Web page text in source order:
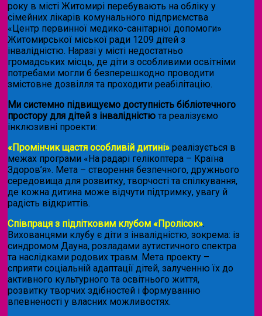
року в місті Житомирі перебувають на обліку у
сімейних лікарів комунального підприємства
«Центр первинної медико-санітарної допомоги»
Житомирської міської ради 1209 дітей з
інвалідністю. Наразі у місті недостатньо
громадських місць, де діти з особливими освітніми
потребами могли б безперешкодно проводити
змістовне дозвілля та проходити реабілітацію.
Ми системно підвищуємо доступність бібліотечного
простору для дітей з інвалідністю та реалізуємо
інклюзивні проекти:
«Промінчик щастя особливій дитині» реалізується в
межах програми «На радарі гелікоптера – Країна
Здоров’я». Мета – створення безпечного, дружнього
середовища для розвитку, творчості та спілкування,
де кожна дитина може відчути підтримку, увагу й
радість відкриттів.
Співпраця з підлітковим клубом «Пролісок».
Вихованцями клубу є діти з інвалідністю, зокрема: із
синдромом Дауна, розладами аутистичного спектра
та наслідками родових травм. Мета проекту –
сприяти соціальній адаптації дітей, залученню їх до
активного культурного та освітнього життя,
розвитку творчих здібностей і формуванню
впевненості у власних можливостях.